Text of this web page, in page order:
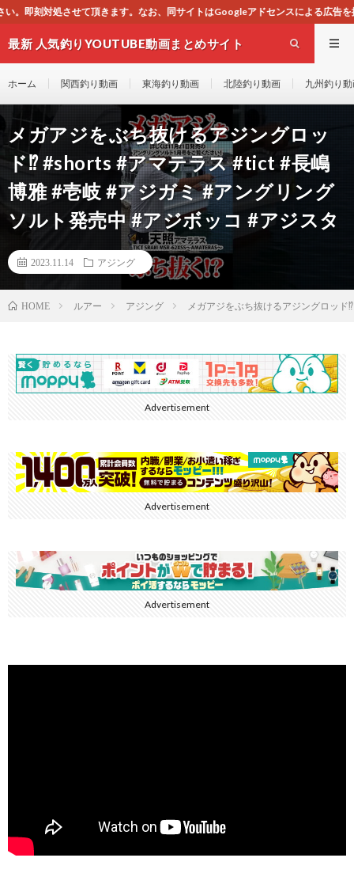
、同サイトはGoogleアドセンスによる広告を掲載しております。
最新 人気釣りYOUTUBE動画まとめサイト
ホーム 関西釣り動画 東海釣り動画 北陸釣り動画 九州釣り
メガアジをぶち抜けるアジングロッ
ド⁉ #shorts #アマテラス #tict #長嶋
博雅 #壱岐 #アジガミ #アングリング
ソルト発売中 #アジボッコ #アジスタ
2023.11.14 アジング
HOME ルアー アジング メガアジをぶち抜けるアジングロッ
Advertisement
Advertisement
Advertisement